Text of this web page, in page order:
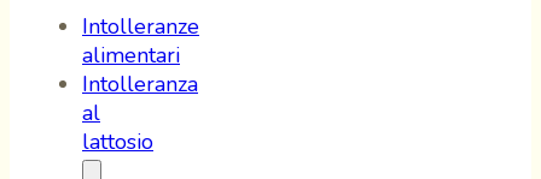
Intolleranze
alimentari
Intolleranza
al
lattosio